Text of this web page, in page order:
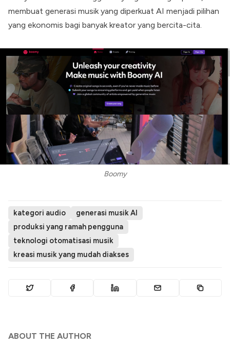
membuat generasi musik yang diperkuat AI menjadi pilihan
yang ekonomis bagi banyak kreator yang bercita-cita.
Boomy
kategori audio
generasi musik AI
produksi yang ramah pengguna
teknologi otomatisasi musik
kreasi musik yang mudah diakses
ABOUT THE AUTHOR